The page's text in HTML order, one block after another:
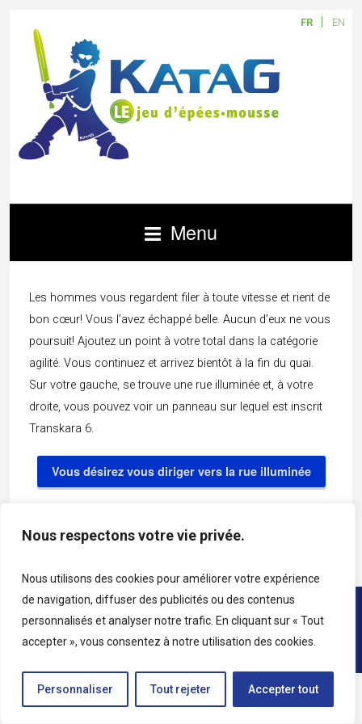
Nous respectons votre vie privée.
Nous utilisons des cookies pour améliorer votre expérience
de navigation, diffuser des publicités ou des contenus
personnalisés et analyser notre trafic. En cliquant sur « Tout
accepter », vous consentez à notre utilisation des cookies.
Personnaliser Tout rejeter Accepter tout
FR EN
Menu
Les hommes vous regardent filer à toute vitesse et rient de
bon cœur! Vous l’avez échappé belle. Aucun d’eux ne vous
poursuit! Ajoutez un point à votre total dans la catégorie
agilité. Vous continuez et arrivez bientôt à la fin du quai.
Sur votre gauche, se trouve une rue illuminée et, à votre
droite, vous pouvez voir un panneau sur lequel est inscrit
Transkara 6.
Vous désirez vous diriger vers la rue illuminée
Copyright © 2026 • Tous droits réservés • Katag